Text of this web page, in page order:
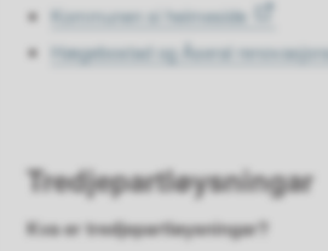
Kommunen si heimeside
Hægebostad og Åseral
Tredjepartløysningar
Kva er tredjepartløysningar?